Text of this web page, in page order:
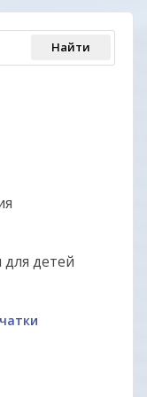
детей